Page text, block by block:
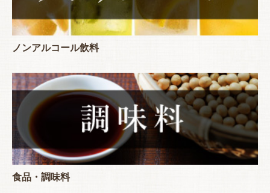
ノンアルコール飲料
食品・調味料